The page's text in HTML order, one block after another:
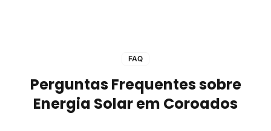
FAQ
Perguntas Frequentes sobre
Energia Solar em Coroados